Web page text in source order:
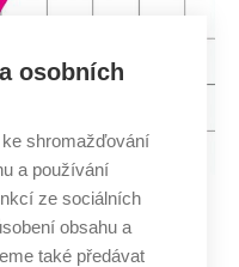
řadit i vztah
osobních
shromažďování
a používání
ze sociálních
obsahu a
také předávat